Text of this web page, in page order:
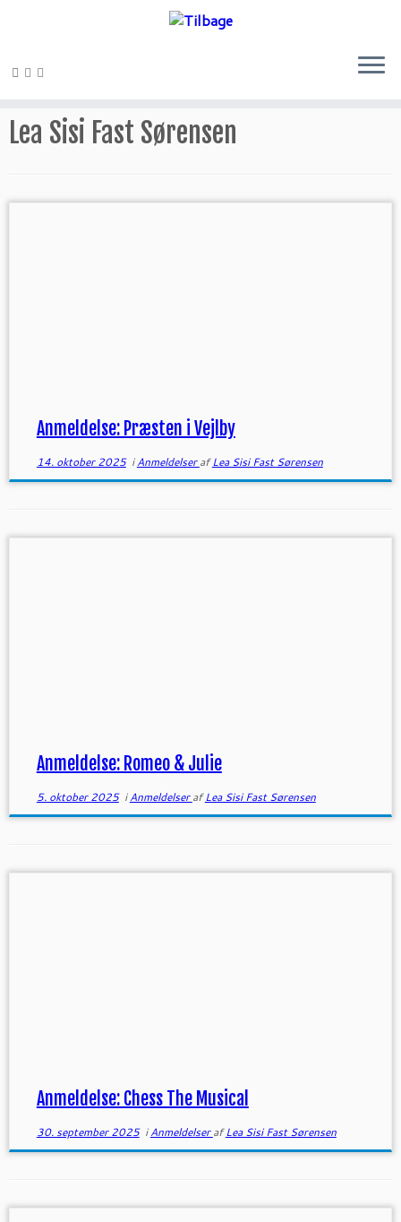
indhold
Lea Sisi Fast Sørensen
Anmeldelse: Præsten i Vejlby
14. oktober 2025iAnmeldelserafLea Sisi Fast Sørensen
Anmeldelse: Romeo & Julie
5. oktober 2025iAnmeldelserafLea Sisi Fast Sørensen
Anmeldelse: Chess The Musical
30. september 2025iAnmeldelserafLea Sisi Fast Sørensen